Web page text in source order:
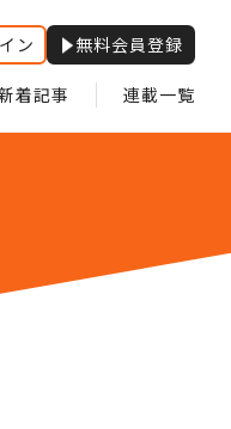
ン 無料会員登録
着記事 連載一覧